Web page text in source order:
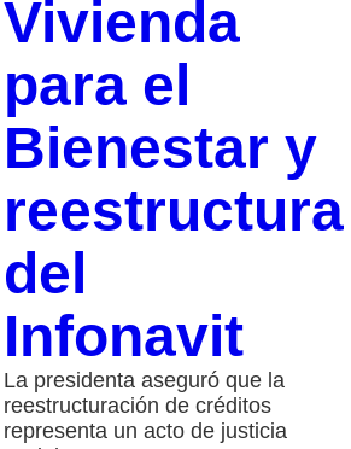
Vivienda
para el
Bienestar y
reestructura
del
Infonavit
La presidenta aseguró que la
reestructuración de créditos
representa un acto de justicia